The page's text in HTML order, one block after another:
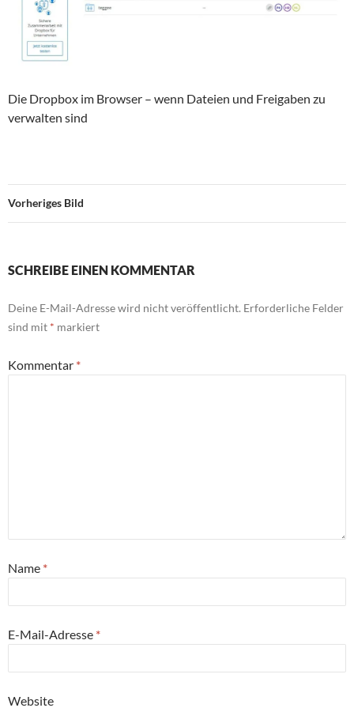
Die Dropbox im Browser – wenn Dateien und Freigaben zu
verwalten sind
Vorheriges Bild
SCHREIBE EINEN KOMMENTAR
Deine E-Mail-Adresse wird nicht veröffentlicht. Erforderliche Felder
sind mit * markiert
Kommentar *
Name *
E-Mail-Adresse *
Website